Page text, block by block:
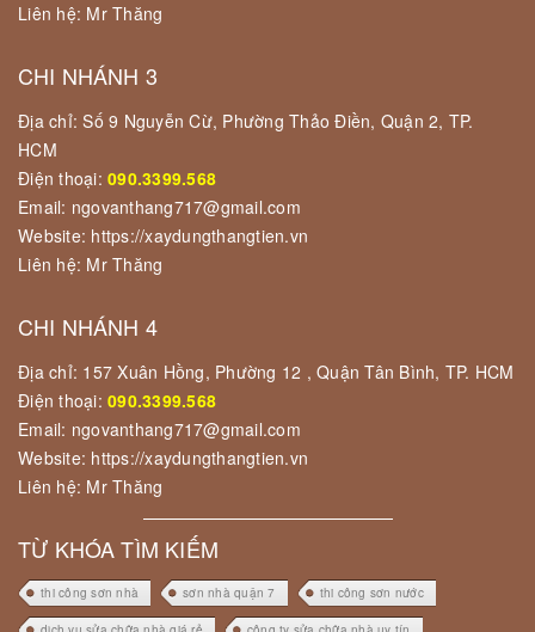
Liên hệ: Mr Thăng
CHI NHÁNH 3
Địa chỉ: Số 9 Nguyễn Cừ, Phường Thảo Điền, Quận 2, TP.
HCM
Điện thoại: 090.3399.568
Email: ngovanthang717@gmail.com
Website: https://xaydungthangtien.vn
Liên hệ: Mr Thăng
CHI NHÁNH 4
Địa chỉ: 157 Xuân Hồng, Phường 12 , Quận Tân Bình, TP. HCM
Điện thoại: 090.3399.568
Email: ngovanthang717@gmail.com
Website: https://xaydungthangtien.vn
Liên hệ: Mr Thăng
TỪ KHÓA TÌM KIẾM
thi công sơn nhà sơn nhà quận 7 thi công sơn nước